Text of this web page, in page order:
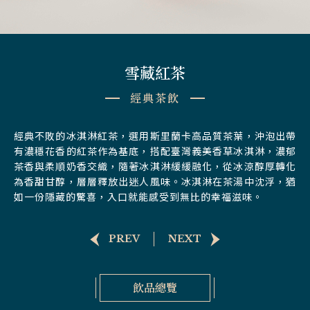
雪藏紅茶
經典茶飲
經典不敗的冰淇淋紅茶，選用斯里蘭卡高品質茶葉，沖泡出帶
有濃穩花香的紅茶作為基底，搭配臺灣義美香草冰淇淋，濃郁
茶香與柔順奶香交織，隨著冰淇淋緩緩融化，從冰涼醇厚轉化
為香甜甘醇，層層釋放出迷人風味。冰淇淋在茶湯中沈浮，猶
如一份隱藏的驚喜，入口就能感受到無比的幸福滋味。
PREV NEXT
飲品總覽